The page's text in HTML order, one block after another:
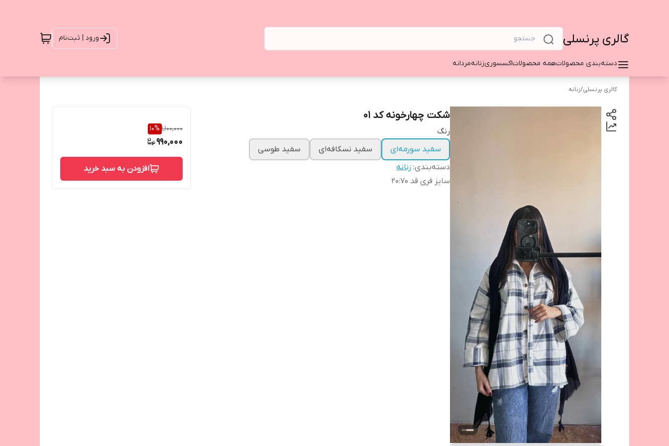
گالری پرنسلی ورود | ثبت‌نام
دسته‌بندی محصولاتهمه محصولاتاکسسوریزنانهمردانه
گالری پرنسلی/زنانه
شکت چهارخونه کد 01
رنگ
سفید سورمه‌ای
سفید نسکافه‌ای
سفید طوسی
دسته‌بندی: زنانه
سایز فری قد ۷۰
:۲۰
1,100,000
10%
990,000
افزودن به سبد خرید